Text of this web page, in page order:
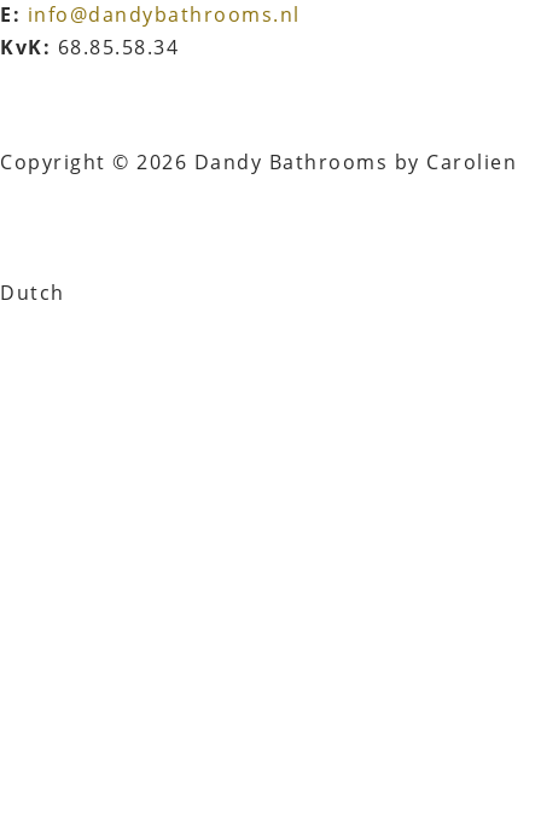
E: info@dandybathrooms.nl
KvK: 68.85.58.34
Copyright © 2026 Dandy Bathrooms by Carolien
Dutch